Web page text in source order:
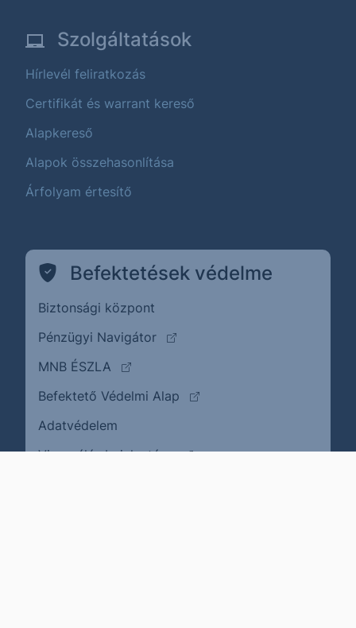
Szolgáltatások
Hírlevél feliratkozás
Certifikát és warrant kereső
Alapkereső
Alapok összehasonlítása
Árfolyam értesítő
Befektetések védelme
Biztonsági központ
Pénzügyi Navigátor
(külső oldalra ugrik)
MNB ÉSZLA
(külső oldalra ugrik)
Befektető Védelmi Alap
(külső oldalra ugrik)
Adatvédelem
Visszaélés bejelentése(külső oldalra ugrik)